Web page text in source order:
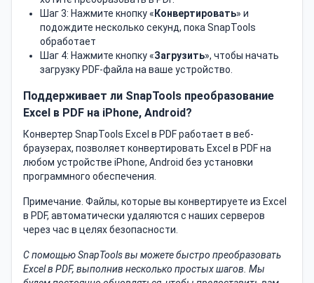
Шаг 3: Нажмите кнопку « Конвертировать» и
подождите несколько секунд, пока SnapTools
обработает
Шаг 4: Нажмите кнопку «Загрузить», чтобы начать
загрузку PDF-файла на ваше устройство.
Поддерживает ли SnapTools преобразование
Excel в PDF на iPhone, Android?
Конвертер SnapTools Excel в PDF работает в веб-
браузерах, позволяет конвертировать Excel в PDF на
любом устройстве iPhone, Android без установки
программного обеспечения.
Примечание. Файлы, которые вы конвертируете из Excel
в PDF, автоматически удаляются с наших серверов
через час в целях безопасности.
С помощью SnapTools вы можете быстро преобразовать
Excel в PDF, выполнив несколько простых шагов. Мы